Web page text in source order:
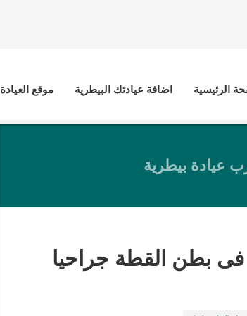
الرئيسية اضافة عيادتك البيطرية موقع العيادة
عيادة بيطرية
فى بطن القطة جراحيا